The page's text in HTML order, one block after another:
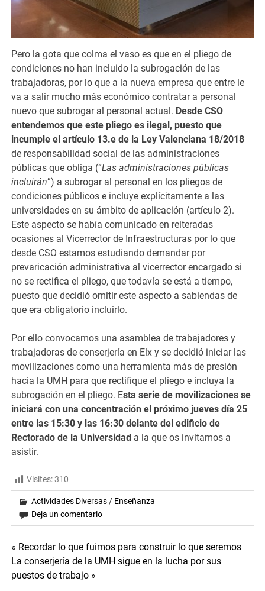
Pero la gota que colma el vaso es que en el pliego de
condiciones no han incluido la subrogación de las
trabajadoras, por lo que a la nueva empresa que entre le
va a salir mucho más económico contratar a personal
nuevo que subrogar al personal actual. Desde CSO
entendemos que este pliego es ilegal, puesto que
incumple el artículo 13.e de la Ley Valenciana 18/2018
de responsabilidad social de las administraciones
públicas que obliga (“Las administraciones públicas
incluirán”) a subrogar al personal en los pliegos de
condiciones públicos e incluye explícitamente a las
universidades en su ámbito de aplicación (artículo 2).
Este aspecto se había comunicado en reiteradas
ocasiones al Vicerrector de Infraestructuras por lo que
desde CSO estamos estudiando demandar por
prevaricación administrativa al vicerrector encargado si
no se rectifica el pliego, que todavía se está a tiempo,
puesto que decidió omitir este aspecto a sabiendas de
que era obligatorio incluirlo.
Por ello convocamos una asamblea de trabajadores y
trabajadoras de conserjería en Elx y se decidió iniciar las
movilizaciones como una herramienta más de presión
hacia la UMH para que rectifique el pliego e incluya la
subrogación en el pliego. Esta serie de movilizaciones se
iniciará con una concentración el próximo jueves día 25
entre las 15:30 y las 16:30 delante del edificio de
Rectorado de la Universidad a la que os invitamos a
asistir.
Visites:310
Actividades Diversas / Enseñanza
Deja un comentario
Navegación
de
« Recordar lo que fuimos para construir lo que seremos
La conserjería de la UMH sigue en la lucha por sus
puestos de trabajo »